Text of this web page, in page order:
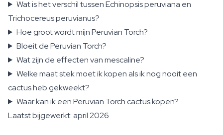
Wat is het verschil tussen Echinopsis peruviana en
Trichocereus peruvianus?
Hoe groot wordt mijn Peruvian Torch?
Bloeit de Peruvian Torch?
Wat zijn de effecten van mescaline?
Welke maat stek moet ik kopen als ik nog nooit een
cactus heb gekweekt?
Waar kan ik een Peruvian Torch cactus kopen?
Laatst bijgewerkt: april 2026